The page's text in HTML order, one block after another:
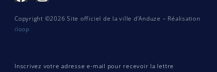
Copyright ©2026 Site officiel de la ville d’Anduze – Réalisation
iloop
Inscrivez votre adresse e-mail pour recevoir la lettre